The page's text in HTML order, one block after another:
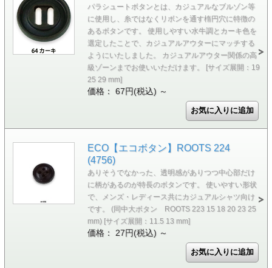
パラシュートボタンとは、カジュアルなブルゾン等
に使用し、糸ではなくリボンを通す楕円穴に特徴の
あるボタンです。 使用しやすい水牛調とカーキ色を
選定したことで、カジュアルアウターにマッチする
ようにいたしました。 カジュアルアウター関係の高
級ゾーンまでお使いいただけます。 [サイズ展開：19
25 29 mm]
価格： 67円(税込) ～
ECO【エコボタン】ROOTS 224
(4756)
ありそうでなかった、透明感がありつつ中心部だけ
に柄があるのが特長のボタンです。 使いやすい形状
で、メンズ・レディース共にカジュアルシャツ向け
です。 (同中大ボタン ROOTS 223 15 18 20 23 25
mm) [サイズ展開：11.5 13 mm]
価格： 27円(税込) ～